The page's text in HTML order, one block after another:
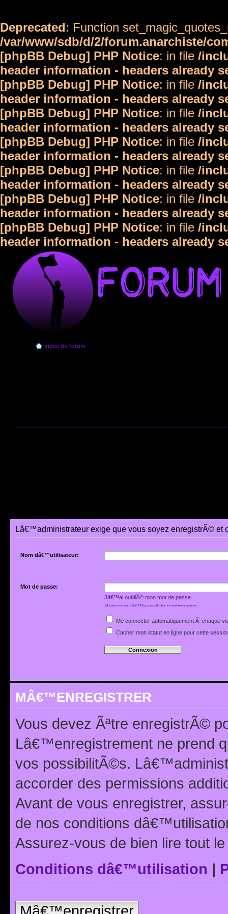
Deprecated: Function
/var/www/sdb/d/2/forum.anarchiste/
[phpBB Debug] PHP Notice: in file /
header information - headers already
[phpBB Debug] PHP Notice: in file /
header information - headers already
[phpBB Debug] PHP Notice: in file /
header information - headers already
[phpBB Debug] PHP Notice: in file /
header information - headers already
[phpBB Debug] PHP Notice: in file /
header information - headers already
[phpBB Debug] PHP Notice: in file /
header information - headers already
[phpBB Debug] PHP Notice: in file /
header information - headers already
Index du forum
Lâ€™administrateur exige que vous soyez enregistrÃ©
Nom dâ€™utilisateur:
Mot de passe:
Jâ€™ai oubliÃ© mon mot de passe
Renvoyer lâ€™e-mail de confirmation
Me connecter automatiquement Ã chaque
Cacher mon statut en ligne pour cette
MÂ€™ENREGISTRER
Vous devez Ãªtre enregistrÃ©
Lâ€™enregistrement ne prend
vos possibilitÃ©s.
accorder des permissions
Avant de vous enregistrer,
de nos conditions
Assurez-vous de bien lire tout
Conditions dâ€™utilisation |
Mâ€™enregistrer